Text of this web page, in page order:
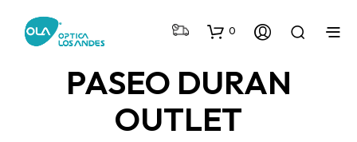
0
PASEO DURAN
OUTLET